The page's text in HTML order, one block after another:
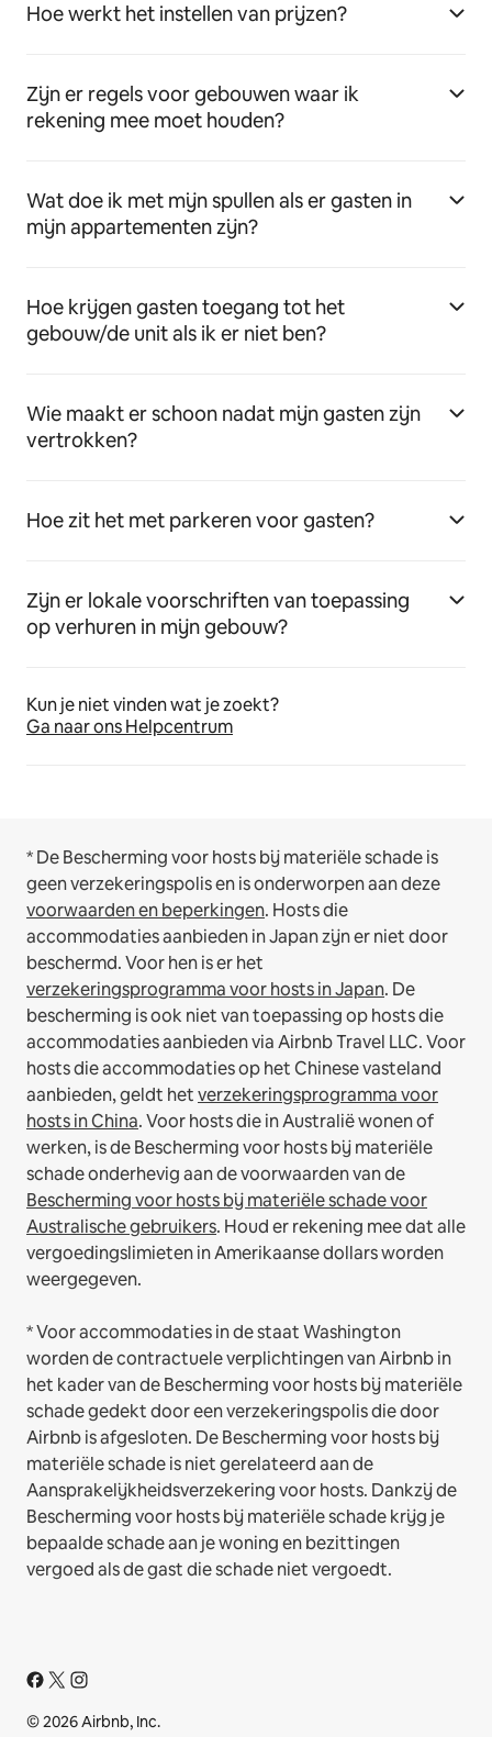
Hoe werkt het instellen van prijzen?
Zijn er regels voor gebouwen waar ik
rekening mee moet houden?
Wat doe ik met mijn spullen als er gasten in
mijn appartementen zijn?
Hoe krijgen gasten toegang tot het
gebouw/de unit als ik er niet ben?
Wie maakt er schoon nadat mijn gasten zijn
vertrokken?
Hoe zit het met parkeren voor gasten?
Zijn er lokale voorschriften van toepassing
op verhuren in mijn gebouw?
Kun je niet vinden wat je zoekt?
Ga naar ons Helpcentrum
* De Bescherming voor hosts bij materiële schade is
geen verzekeringspolis en is onderworpen aan deze
voorwaarden en beperkingen. Hosts die
accommodaties aanbieden in Japan zijn er niet door
beschermd. Voor hen is er het
verzekeringsprogramma voor hosts in Japan. De
bescherming is ook niet van toepassing op hosts die
accommodaties aanbieden via Airbnb Travel LLC.Voor
hosts die accommodaties op het Chinese vasteland
aanbieden, geldt hetverzekeringsprogramma voor
hosts in China.Voor hosts die in Australië wonen of
werken, is de Bescherming voor hosts bij materiële
schade onderhevig aan de voorwaarden van de
Bescherming voor hosts bij materiële schade voor
Australische gebruikers. Houd er rekening mee dat alle
vergoedingslimieten in Amerikaanse dollars worden
weergegeven.
* Voor accommodaties in de staat Washington
worden de contractuele verplichtingen van Airbnb in
het kader van de Bescherming voor hosts bij materiële
schade gedekt door een verzekeringspolis die door
Airbnb is afgesloten. De Bescherming voor hosts bij
materiële schade is niet gerelateerd aan de
Aansprakelijkheidsverzekering voor hosts. Dankzij de
Bescherming voor hosts bij materiële schade krijg je
bepaalde schade aan je woning en bezittingen
vergoed als de gast die schade niet vergoedt.
© 2026 Airbnb, Inc.